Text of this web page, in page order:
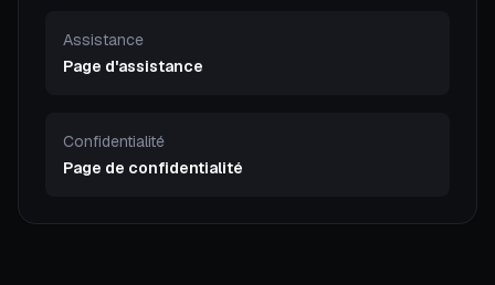
Assistance
Page d'assistance
Confidentialité
Page de confidentialité